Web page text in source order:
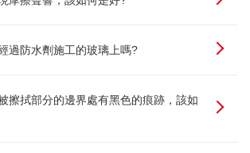
過防水劑施工的玻璃上嗎?
擦拭部分的邊界處有黑色的痕跡，該如